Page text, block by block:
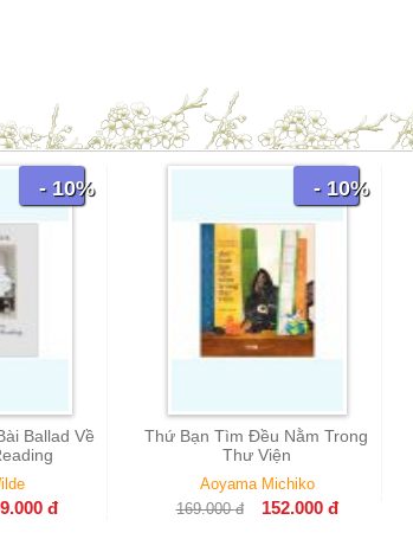
- 10%
Ballad Về
đ
- 10%
Thứ Bạn Tìm Đều Nằm Trong
Thư Viện
Aoyama Michiko
169.000 đ 152.000 đ